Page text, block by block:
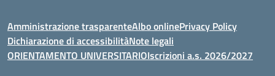
Amministrazione trasparenteAlbo onlinePrivacy Policy
Dichiarazione di accessibilitàNote legali
ORIENTAMENTO UNIVERSITARIOIscrizioni a.s. 2026/2027